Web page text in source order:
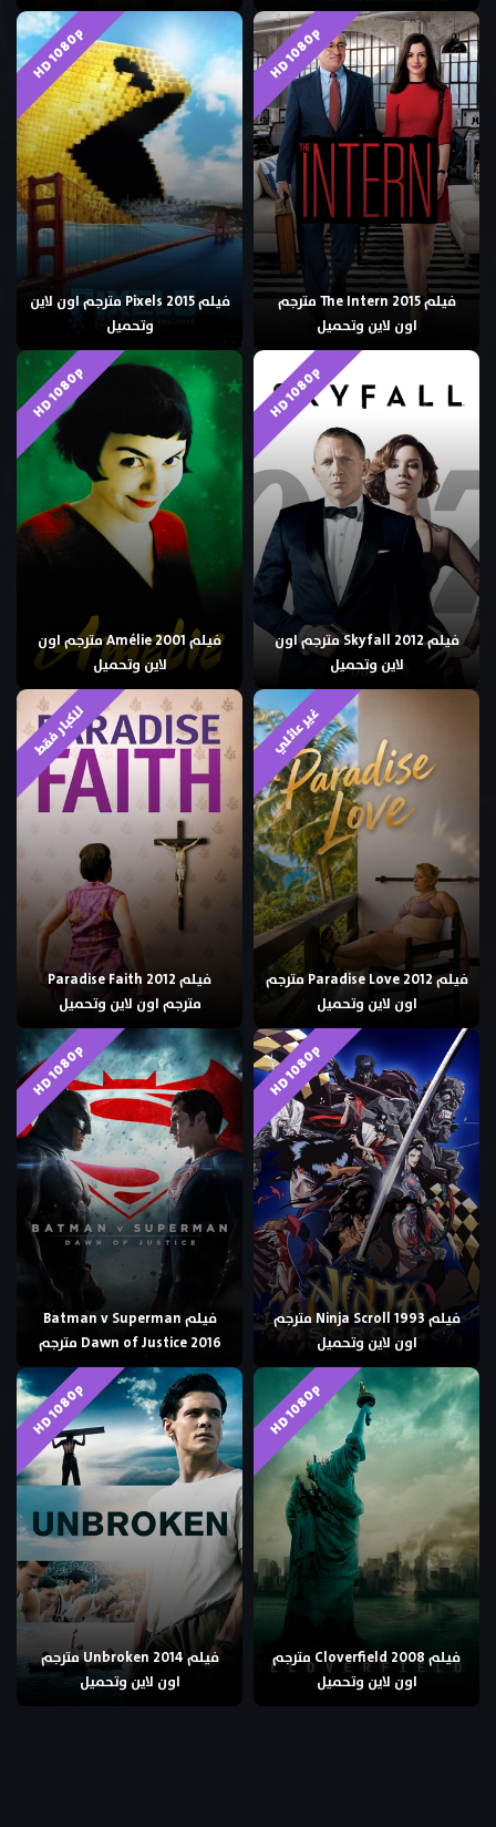
HD 1080p
فيلم The Intern 2015 مترجم
اون لاين وتحميل
HD 1080p
فيلم Pixels 2015 مترجم اون لاين
وتحميل
HD 1080p
فيلم Skyfall 2012 مترجم اون
لاين وتحميل
HD 1080p
فيلم Amélie 2001 مترجم اون
لاين وتحميل
غير عائلي
فيلم Paradise Love 2012 مترجم
اون لاين وتحميل
للكبار فقط
فيلم Paradise Faith 2012
مترجم اون لاين وتحميل
HD 1080p
فيلم Ninja Scroll 1993 مترجم
اون لاين وتحميل
HD 1080p
فيلم Batman v Superman
Dawn of Justice 2016 مترجم
HD 1080p
فيلم Cloverfield 2008 مترجم
اون لاين وتحميل
HD 1080p
فيلم Unbroken 2014 مترجم
اون لاين وتحميل